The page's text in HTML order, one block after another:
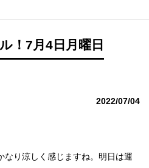
！7月4日月曜日
2022/07/04
なり涼しく感じますね。明日は運